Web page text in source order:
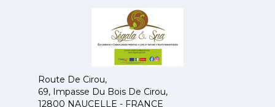
Route De Cirou,
69, Impasse Du Bois De Cirou,
12800 NAUCELLE - FRANCE